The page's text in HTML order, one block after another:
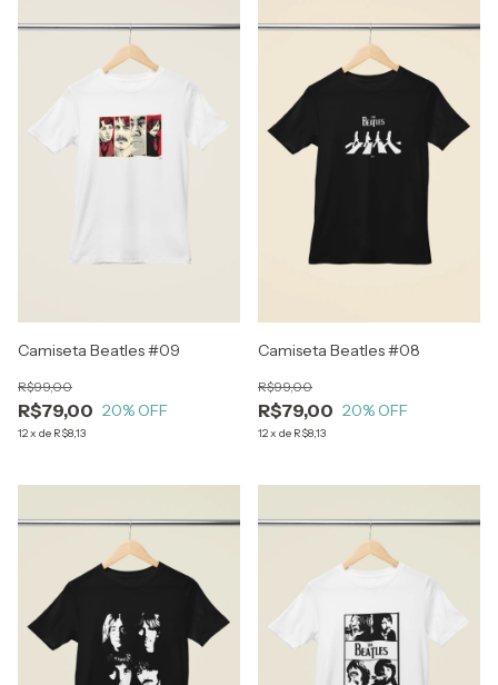
Camiseta Beatles #09
R$79,00
R$99,00
20% OFF
12x de R$8,13
Camiseta Beatles #08
R$79,00
R$99,00
20% OFF
12x de R$8,13